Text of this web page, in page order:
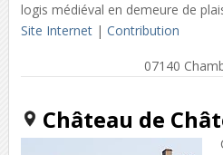
logis médiéval en demeure de
Site Internet| Contribution
07140
Château de